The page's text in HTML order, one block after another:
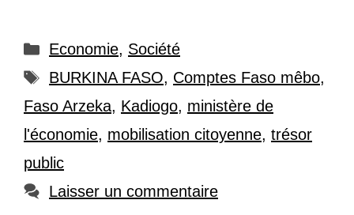
Catégories
Economie, Société
Étiquettes
BURKINA FASO, Comptes Faso mêbo,
Faso Arzeka, Kadiogo, ministère de
l'économie, mobilisation citoyenne, trésor
public
Laisser un commentaire